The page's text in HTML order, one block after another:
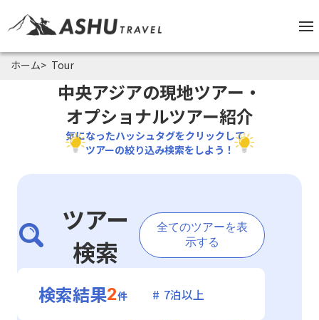
ホーム Tour
中央アジアの現地ツアー・
オプショナルツアー紹介
気になったハッシュタグをクリックして、
ツアーの絞り込み検索をしよう！
ツアー
検索
全てのツアーを表
示する
検索結果2件 7泊以上